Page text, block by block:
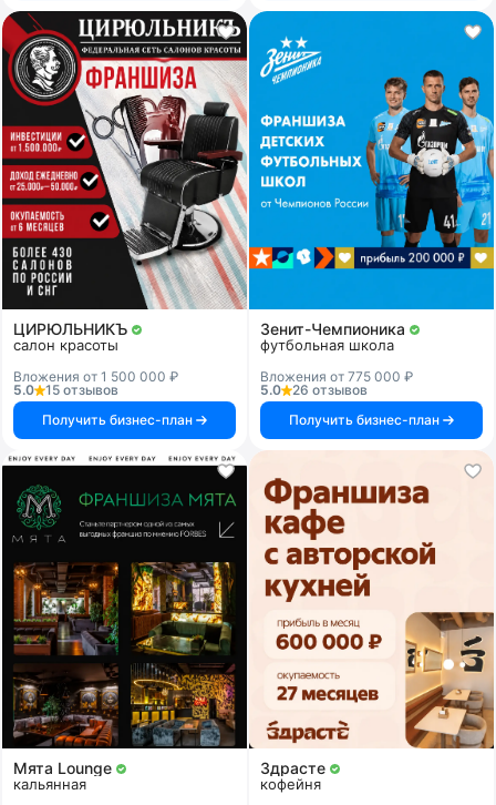
ЦИРЮЛЬНИКЪ
салон красоты
Вложения от 1 500 000 ₽
5.0
15 отзывов
Получить бизнес-план
Зенит-Чемпионика
футбольная школа
Вложения от 775 000 ₽
5.0
26 отзывов
Получить бизнес-план
Мята Lounge
кальянная
Здрасте
кофейня